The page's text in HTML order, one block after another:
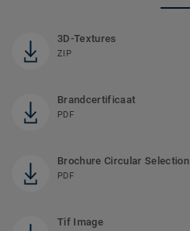
3D-Textures
ZIP
Brandcertificaat
PDF
Brochure Circular Selection
PDF
Tif Image